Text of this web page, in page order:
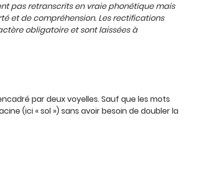
pas retranscrits en vraie phonétique mais
et de compréhension. Les rectifications
obligatoire et sont laissées à
par deux voyelles. Sauf que les mots
(ici « sol ») sans avoir besoin de doubler la